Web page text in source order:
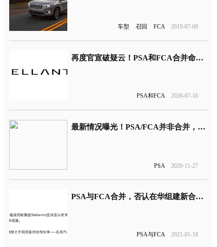
车型 召回 FCA 2019-07-09
再度官宣破疑云！PSA和FCA合并命名STELLANTIS
PSA和FCA 2020-07-16
最新情况曝光！PSA/FCA并非合并，真实目的系反收购
PSA 2020-11-27
PSA与FCA合并，否认在华组建新合资公司
PSA与FCA 2021-01-18